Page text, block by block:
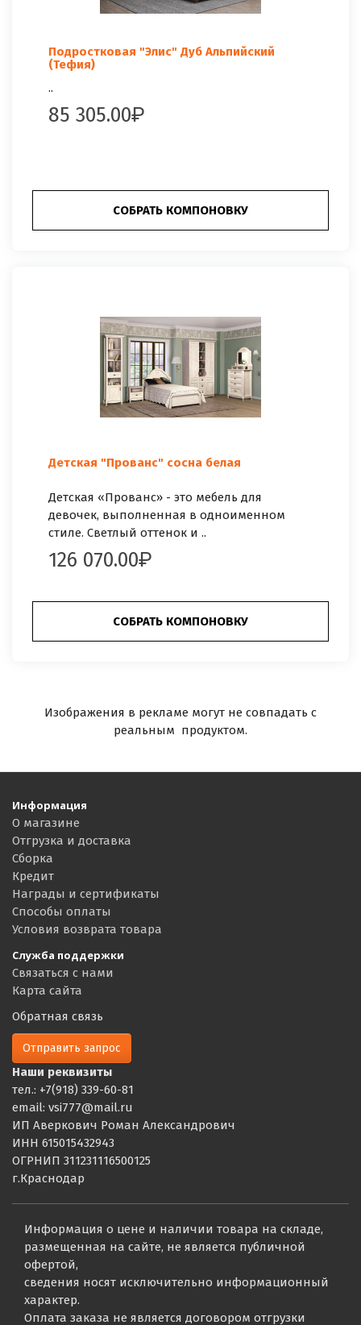
Подростковая "Элис" Дуб Альпийский
(Тефия)
..
85 305.00
СОБРАТЬ КОМПОНОВКУ
Детская "Прованс" сосна белая
Детская «Прованс» - это мебель для
девочек, выполненная в одноименном
стиле. Светлый оттенок и ..
126 070.00
СОБРАТЬ КОМПОНОВКУ
Изображения в рекламе могут не совпадать с
реальным продуктом.
Информация
О магазине
Отгрузка и доставка
Сборка
Кредит
Награды и сертификаты
Способы оплаты
Условия возврата товара
Служба поддержки
Связаться с нами
Карта сайта
Обратная связь
Отправить запрос
Наши реквизиты
тел.: +7(918) 339-60-81
email: vsi777@mail.ru
ИП Аверкович Роман Александрович
ИНН 615015432943
ОГРНИП 311231116500125
г.Краснодар
Информация о цене и наличии товара на складе,
размещенная на сайте, не является публичной
офертой,
сведения носят исключительно информационный
характер.
Оплата заказа не является договором отгрузки